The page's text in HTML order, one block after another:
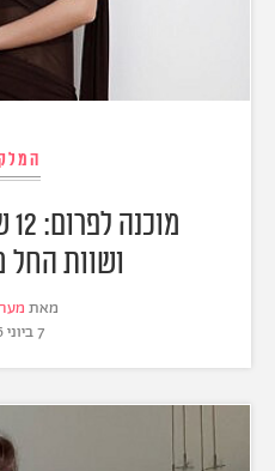
ושוות החל מ-
מאת
7 ביוני 2026